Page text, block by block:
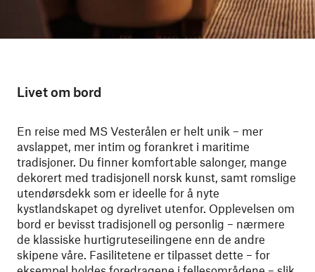
Livet om bord
En reise med MS Vesterålen er helt unik – mer
avslappet, mer intim og forankret i maritime
tradisjoner. Du finner komfortable salonger, mange
dekorert med tradisjonell norsk kunst, samt romslige
utendørsdekk som er ideelle for å nyte
kystlandskapet og dyrelivet utenfor. Opplevelsen om
bord er bevisst tradisjonell og personlig – nærmere
de klassiske hurtigruteseilingene enn de andre
skipene våre. Fasilitetene er tilpasset dette – for